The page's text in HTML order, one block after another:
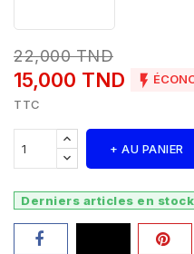
22,000 TND
15,000 TND 
TTC
+ AU PANIER
Derniers articles en stock